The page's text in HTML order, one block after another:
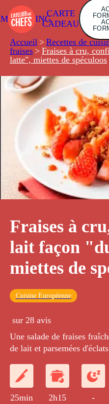
CARTE
CADEAU
Accueil > Recettes de
fraises > Fraises à cru,
latte", miettes de spéculoos
Fraises à
lait façon
miettes de
Cuisine Européenne
sur 28 avis
Une salade de fraises
de lait et parsemées
25min 2h15 -